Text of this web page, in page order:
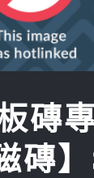
磚
磚